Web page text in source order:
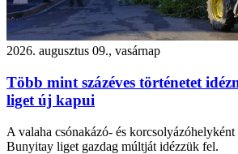
2026. augusztus 09., vasárnap
Több mint százéves történetet
liget új kapui
A valaha csónakázó- és
Bunyitay liget gazdag múltját idézzük fel.